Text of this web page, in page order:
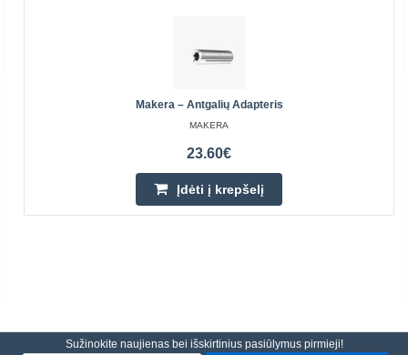
Makera – Antgalių Adapteris
MAKERA
23.60€
Įdėti į krepšelį
Sužinokite naujienas bei išskirtinius pasiūlymus pirmieji!